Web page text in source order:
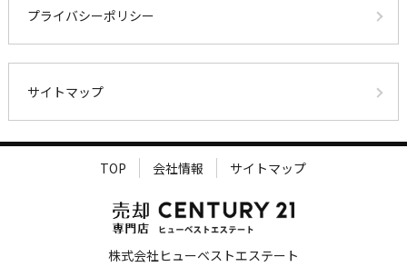
プライバシーポリシー
サイトマップ
TOP 会社情報 サイトマップ
株式会社ヒューベストエステート